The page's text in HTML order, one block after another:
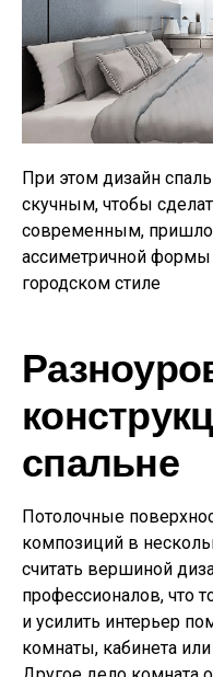
При этом дизайн
скучным, чтобы
современным,
ассиметричной формы
городском стиле
спальне
Потолочные
композиций в
считать вершиной
профессионалов, что
и усилить интерьер
комнаты, кабинета